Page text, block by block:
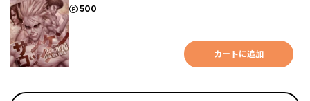
500
ポイント
カートに追加